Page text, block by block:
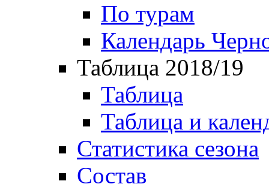
По турам
Календарь
Таблица 2018/19
Таблица
Таблица и
Статистика сезона
Состав